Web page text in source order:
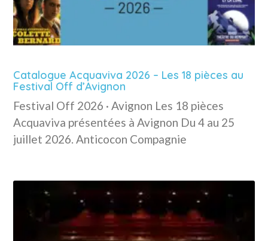
Catalogue Acquaviva 2026 – Les 18 pièces au
Festival Off d’Avignon
Festival Off 2026 · Avignon Les 18 pièces
Acquaviva présentées à Avignon Du 4 au 25
juillet 2026. Anticocon Compagnie